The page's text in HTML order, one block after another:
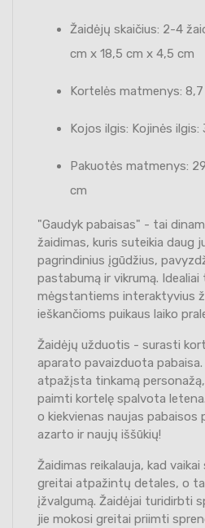
Žaidėjų skaičius: 2-4
cm x 18,5 cm x 4,5 cm
Kortelės matmenys:
Kojos ilgis: Kojinės ilgis:
Pakuotės matmenys:
cm
"Gaudyk pabaisas" - tai
žaidimas, kuris suteikia daug
pagrindinius įgūdžius,
pastabumą ir vikrumą. Idealiai
mėgstantiems interaktyvius
ieškančioms puikaus laiko
Žaidėjų užduotis - surasti
aparato pavaizduota pabaisa.
atpažįsta tinkamą
paimti kortelę spalvota
o kiekvienas naujas pabaisos
azarto ir naujų iššūkių!
Žaidimas reikalauja, kad
greitai atpažintų detales, o
įžvalgumą. Žaidėjai turidirbti
jie mokosi greitai priimti